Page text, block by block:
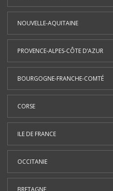
NOUVELLE-AQUITAINE
PROVENCE-ALPES-CÔTE D’AZUR
BOURGOGNE-FRANCHE-COMTÉ
CORSE
ILE DE FRANCE
OCCITANIE
BRETAGNE